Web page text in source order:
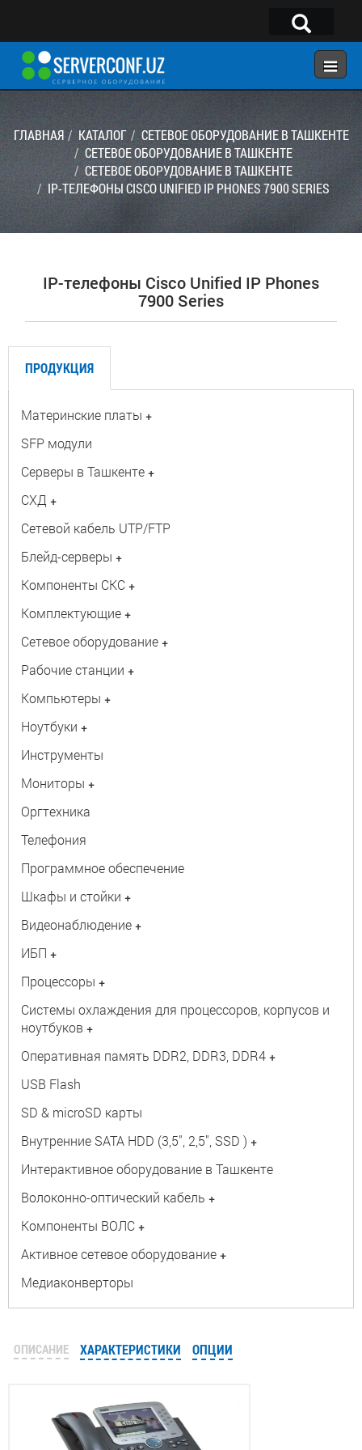
×
ГЛАВНАЯ
КОНФИГУРАТОР
КАТАЛОГ
УСЛУГИ
КОНТАКТЫ
Telegram:@serverconf_uz
Тел: (90) 932-18-00
ГЛАВНАЯ КАТАЛОГ
СЕТЕВОЕ ОБОРУДОВАНИЕ В ТАШКЕНТЕ
СЕТЕВОЕ ОБОРУДОВАНИЕ В ТАШКЕНТЕ
СЕТЕВОЕ ОБОРУДОВАНИЕ В ТАШКЕНТЕ
IP-ТЕЛЕФОНЫ CISCO UNIFIED IP PHONES 7900 SERIES
IP-телефоны Cisco Unified IP Phones
7900 Series
ПРОДУКЦИЯ
Материнские платы +
SFP модули
Серверы в Ташкенте +
СХД +
Сетевой кабель UTP/FTP
Блейд-серверы +
Компоненты СКС +
Комплектующие +
Сетевое оборудование +
Рабочие станции +
Компьютеры +
Ноутбуки +
Инструменты
Мониторы +
Оргтехника
Телефония
Программное обеспечение
Шкафы и стойки +
Видеонаблюдение +
ИБП +
Процессоры +
Системы охлаждения для процессоров, корпусов и
ноутбуков +
Оперативная память DDR2, DDR3, DDR4 +
USB Flash
SD & microSD карты
Внутренние SATA HDD (3,5", 2,5", SSD ) +
Интерактивное оборудование в Ташкенте
Волоконно-оптический кабель +
Компоненты ВОЛС +
Активное сетевое оборудование +
Медиаконверторы
ОПИСАНИЕ ХАРАКТЕРИСТИКИ ОПЦИИ